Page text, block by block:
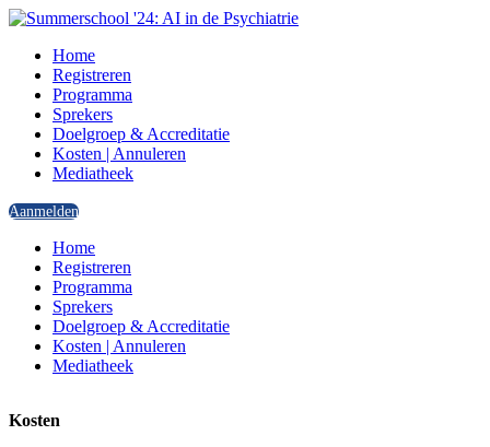
Home
Registreren
Programma
Sprekers
Doelgroep & Accreditatie
Kosten | Annuleren
Mediatheek
Aanmelden
Home
Registreren
Programma
Sprekers
Doelgroep & Accreditatie
Kosten | Annuleren
Mediatheek
Kosten